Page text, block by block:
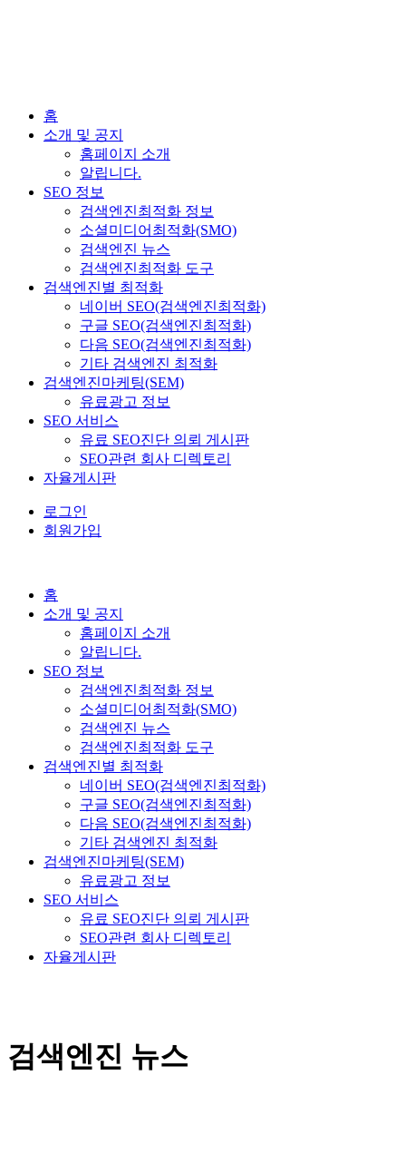
홈
소개 및 공지
홈페이지 소개
알립니다.
SEO 정보
검색엔진최적화 정보
소셜미디어최적화(SMO)
검색엔진 뉴스
검색엔진최적화 도구
검색엔진별 최적화
네이버 SEO(검색엔진최적화)
구글 SEO(검색엔진최적화)
다음 SEO(검색엔진최적화)
기타 검색엔진 최적화
검색엔진마케팅(SEM)
유료광고 정보
SEO 서비스
유료 SEO진단 의뢰 게시판
SEO관련 회사 디렉토리
자율게시판
로그인
회원가입
홈
소개 및 공지
홈페이지 소개
알립니다.
SEO 정보
검색엔진최적화 정보
소셜미디어최적화(SMO)
검색엔진 뉴스
검색엔진최적화 도구
검색엔진별 최적화
네이버 SEO(검색엔진최적화)
구글 SEO(검색엔진최적화)
다음 SEO(검색엔진최적화)
기타 검색엔진 최적화
검색엔진마케팅(SEM)
유료광고 정보
SEO 서비스
유료 SEO진단 의뢰 게시판
SEO관련 회사 디렉토리
자율게시판
검색엔진 뉴스